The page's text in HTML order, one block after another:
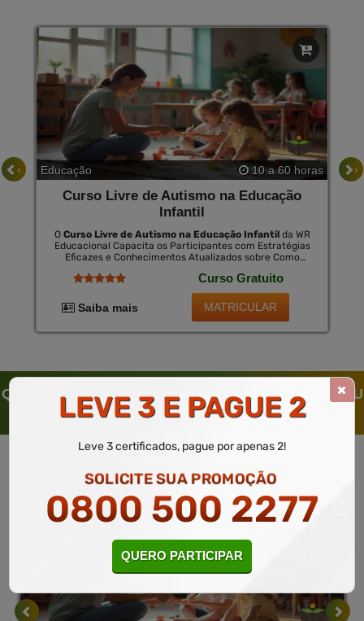
Educação 10 a 60 horas
Curso Livre de Autismo na Educação
Infantil
O Curso Livre de Autismo na Educação Infantilda WR
Educacional Capacita os Participantes com Estratégias
Eficazes e Conhecimentos Atualizados sobre Como
para Fomentar Um Ambiente Inclusivo Que Valoriza as
Diferenças e Maximiza o Potencial de Cada Criança. ao
Concluir o Curso, Há a Opção de Certificação, Que É
Válida Nacionalmente por Uma Pequena Taxa,
Reconhecimento Profissional.
Curso Gratuito
Saiba mais MATRICULAR
‹ ›
QUEM SOLICITOU ESTE CURSO LIVRE, SOLICITOU
TAMBÉM
LEVE 3 E PAGUE 2
Leve 3 certificados, pague por apenas 2!
SOLICITE SUA PROMOÇÃO
0800 500 2277
QUERO PARTICIPAR